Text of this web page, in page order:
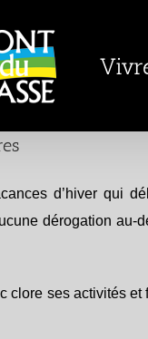
d’hiver qui
dérogation au-
clore ses activités et